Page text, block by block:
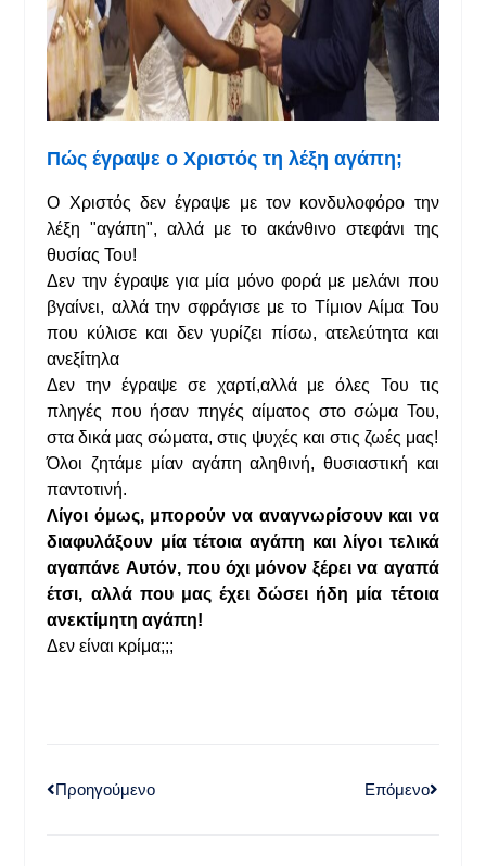
Πώς έγραψε ο Χριστός τη λέξη αγάπη;
Ο Χριστός δεν έγραψε με τον κονδυλοφόρο την
λέξη "αγάπη", αλλά με το ακάνθινο στεφάνι της
θυσίας Του!
Δεν την έγραψε για μία μόνο φορά με μελάνι που
βγαίνει, αλλά την σφράγισε με το Τίμιον Αίμα Του
που κύλισε και δεν γυρίζει πίσω, ατελεύτητα και
ανεξίτηλα
Δεν την έγραψε σε χαρτί,αλλά με όλες Του τις
πληγές που ήσαν πηγές αίματος στο σώμα Του,
στα δικά μας σώματα, στις ψυχές και στις ζωές μας!
Όλοι ζητάμε μίαν αγάπη αληθινή, θυσιαστική και
παντοτινή.
Λίγοι όμως, μπορούν να αναγνωρίσουν και να
διαφυλάξουν μία τέτοια αγάπη και λίγοι τελικά
αγαπάνε Αυτόν, που όχι μόνον ξέρει να αγαπά
έτσι, αλλά που μας έχει δώσει ήδη μία τέτοια
ανεκτίμητη αγάπη!
Δεν είναι κρίμα;;;
Προηγούμενο Επόμενο